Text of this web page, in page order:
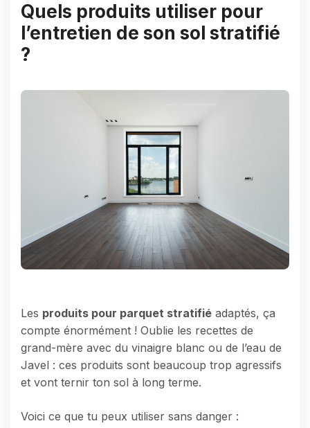
Quels produits utiliser pour
l’entretien de son sol stratifié
?
Les produits pour parquet stratifié adaptés, ça
compte énormément ! Oublie les recettes de
grand-mère avec du vinaigre blanc ou de l’eau de
Javel : ces produits sont beaucoup trop agressifs
et vont ternir ton sol à long terme.
Voici ce que tu peux utiliser sans danger :